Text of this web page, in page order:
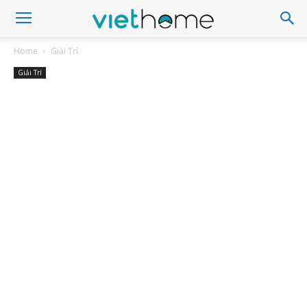
Home Giải Trí
Giải Trí